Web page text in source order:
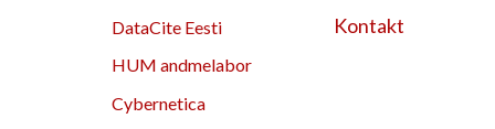
DataCite Eesti
HUM andmelabor
Cybernetica
Kontakt
Teraviljadega seotud
regilaulude leviku analüüs